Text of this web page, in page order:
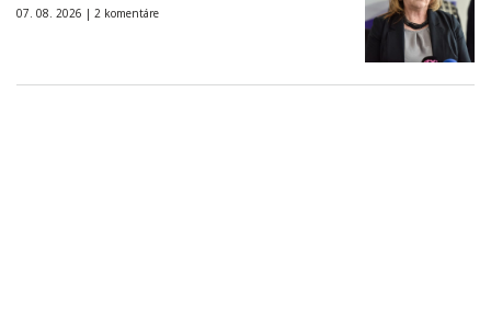
07. 08. 2026 | 2 komentáre